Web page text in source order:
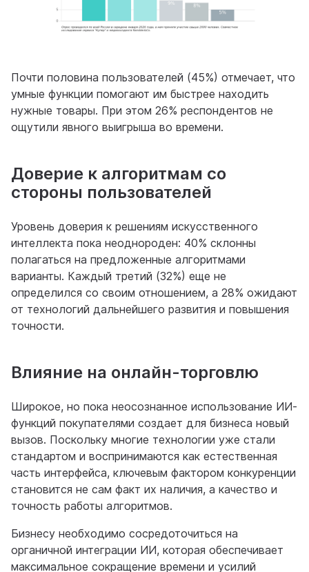
Почти половина пользователей (45%) отмечает, что
умные функции помогают им быстрее находить
нужные товары. При этом 26% респондентов не
ощутили явного выигрыша во времени.
Доверие к алгоритмам со
стороны пользователей
Уровень доверия к решениям искусственного
интеллекта пока неоднороден: 40% склонны
полагаться на предложенные алгоритмами
варианты. Каждый третий (32%) еще не
определился со своим отношением, а 28% ожидают
от технологий дальнейшего развития и повышения
точности.
Влияние на онлайн-торговлю
Широкое, но пока неосознанное использование ИИ-
функций покупателями создает для бизнеса новый
вызов. Поскольку многие технологии уже стали
стандартом и воспринимаются как естественная
часть интерфейса, ключевым фактором конкуренции
становится не сам факт их наличия, а качество и
точность работы алгоритмов.
Бизнесу необходимо сосредоточиться на
органичной интеграции ИИ, которая обеспечивает
максимальное сокращение времени и усилий